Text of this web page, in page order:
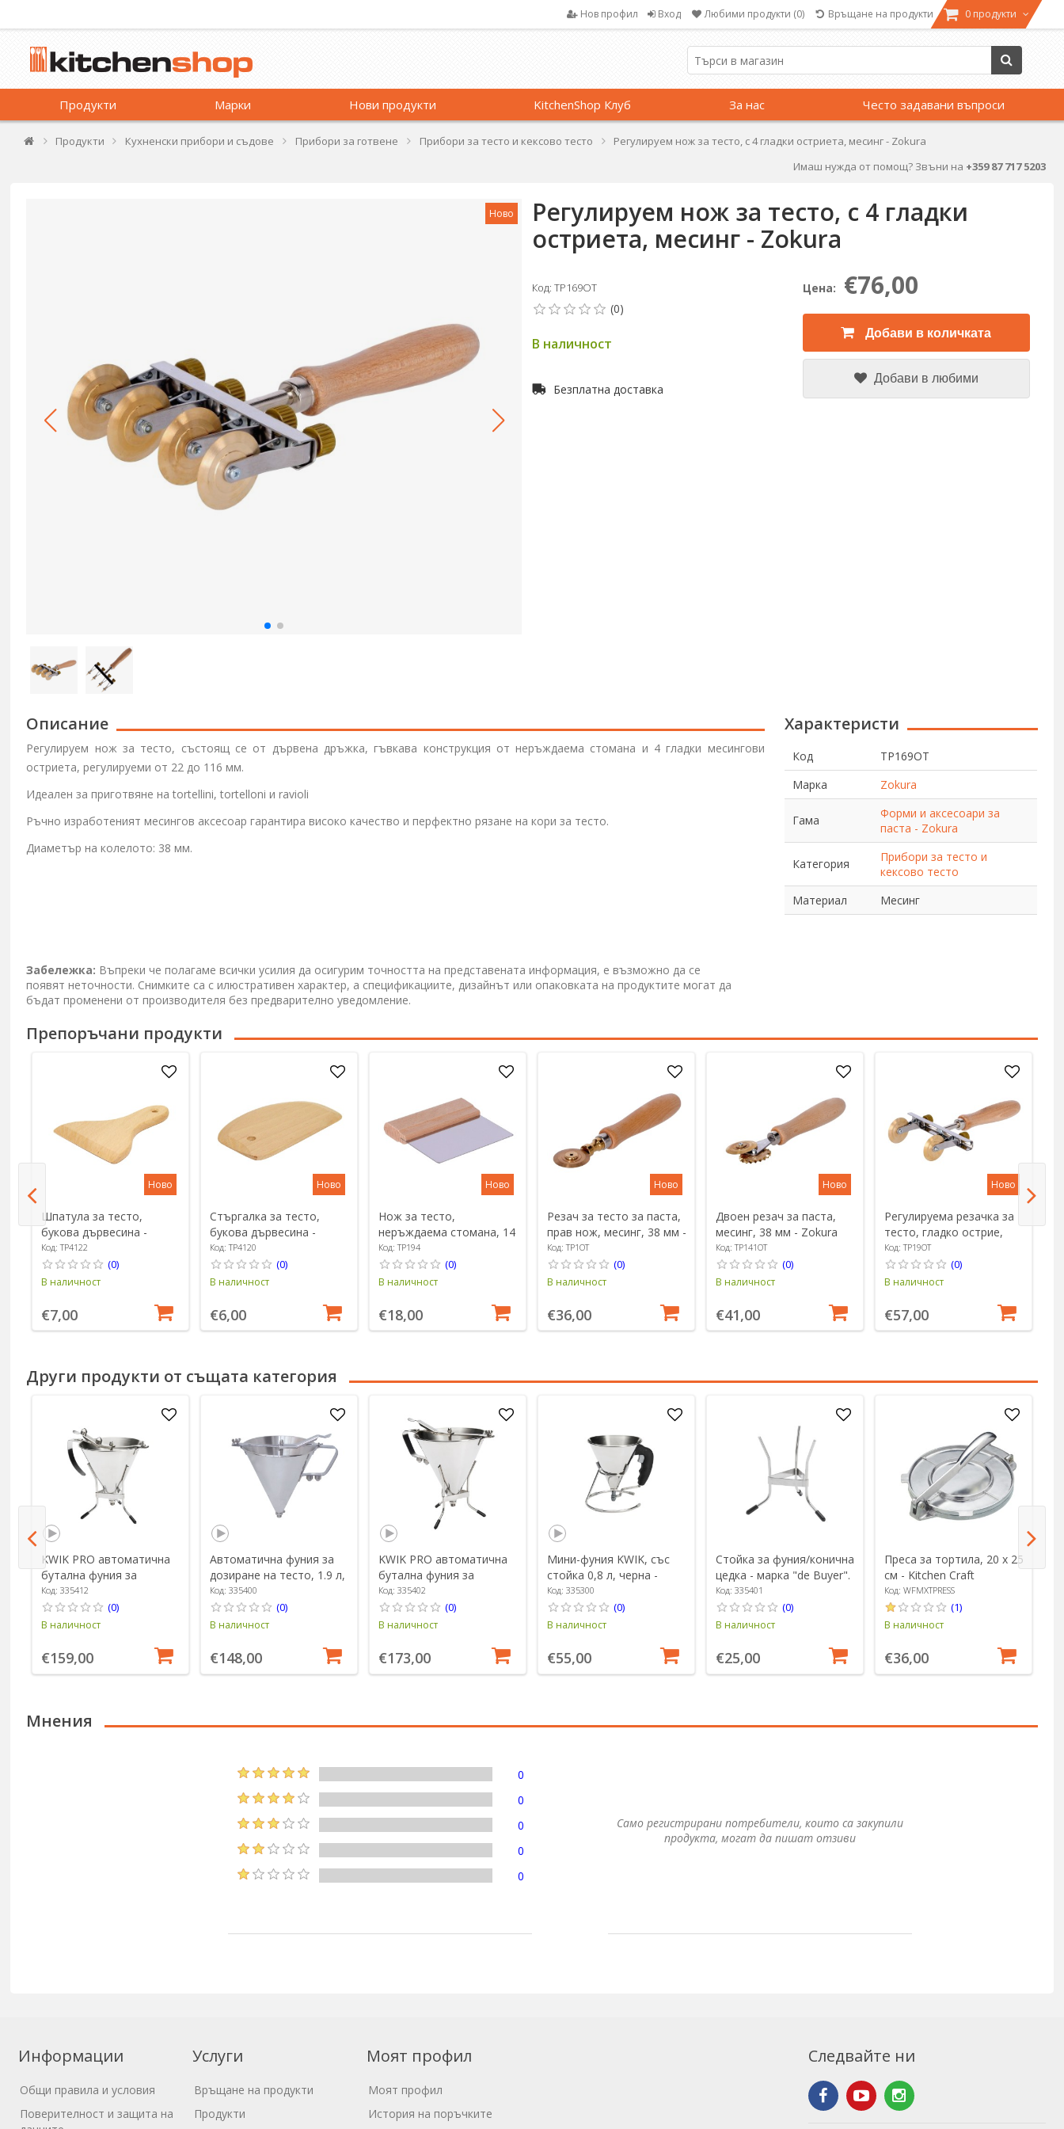
Нов профил Вход Любими продукти (0) Връщане на продукти 0 продукти
Продукти Марки Нови продукти KitchenShop Клуб За нас Често задавани въпроси
Продукти Кухненски прибори и съдове Прибори за готвене Прибори за тесто и кексово тесто
Регулируем нож за тесто, с 4 гладки остриета, месинг - Zokura
Имаш нужда от помощ? Звъни на +359 87 717 5203
Ново
Регулируем нож за тесто, с 4 гладки
остриета, месинг - Zokura
Код: TP169OT
В наличност
Безплатна доставка
Цена: €76,00
Добави в количката
Добави в любими
Описание
Регулируем нож за тесто, състоящ се от дървена дръжка, гъвкава конструкция от неръждаема стомана и 4 гладки месингови
остриета, регулируеми от 22 до 116 мм.
Идеален за приготвяне наtortellini, tortelloni иravioli
Ръчно изработеният месингов аксесоар гарантира високо качество и перфектно рязане на кори за тесто.
Диаметър на колелото: 38 мм.
Характеристи
Код
TP169OT
Марка
Zokura
Гама
Форми и аксесоари за
паста - Zokura
Категория
Прибори за тесто и
кексово тесто
Материал
Месинг
Забележка: Въпреки че полагаме всички усилия да осигурим точността на представената информация, е възможно да се
появят неточности. Снимките са с илюстративен характер, а спецификациите, дизайнът или опаковката на продуктите могат да
бъдат променени от производителя без предварително уведомление.
Препоръчани продукти
Ново
Шпатула за тесто,
букова дървесина -
Zokura
Код: TP4122
(0)
В наличност
€7,00
Ново
Стъргалка за тесто,
букова дървесина -
Zokura
Код: TP4120
(0)
В наличност
€6,00
Ново
Нож за тесто,
неръждаема стомана, 14
см - Zokura
Код: TP194
(0)
В наличност
€18,00
Ново
Резач за тесто за паста,
прав нож, месинг, 38 мм -
Zokura
Код: TP1OT
(0)
В наличност
€36,00
Ново
Двоен резач за паста,
месинг, 38 мм - Zokura
Код: TP141OT
(0)
В наличност
€41,00
Ново
Регулируема резачка за
тесто, гладко острие,
месинг - Zokura
Код: TP19OT
(0)
В наличност
€57,00
Други продукти от същата категория
KWIK PRO автоматична
бутална фуния за
дозиране на тесто, със
стойка, 1,5 L - марка "de
Buyer"
Код: 335412
(0)
В наличност
€159,00
Автоматична фуния за
дозиране на тесто, 1.9 л,
"KWIK PRO" - de Buyer
Код: 335400
(0)
В наличност
€148,00
KWIK PRO автоматична
бутална фуния за
дозиране на тесто, със
стойка, 1,9 л - марка "de
Buyer"
Код: 335402
(0)
В наличност
€173,00
Мини-фуния KWIK, със
стойка 0,8 л, черна -
марка "de Buyer".
Код: 335300
(0)
В наличност
€55,00
Стойка за фуния/конична
цедка - марка "de Buyer".
Код: 335401
(0)
В наличност
€25,00
Преса за тортила, 20 х 25
см - Kitchen Craft
Код: WFMXTPRESS
(1)
В наличност
€36,00
Мнения
0
0
0
0
0
Само регистрирани потребители, които са закупили
продукта, могат да пишат отзиви
Информации
Общи правила и условия
Поверителност и защита на
Услуги
Връщане на продукти
Продукти
Моят профил
Моят профил
История на поръчките
Следвайте ни